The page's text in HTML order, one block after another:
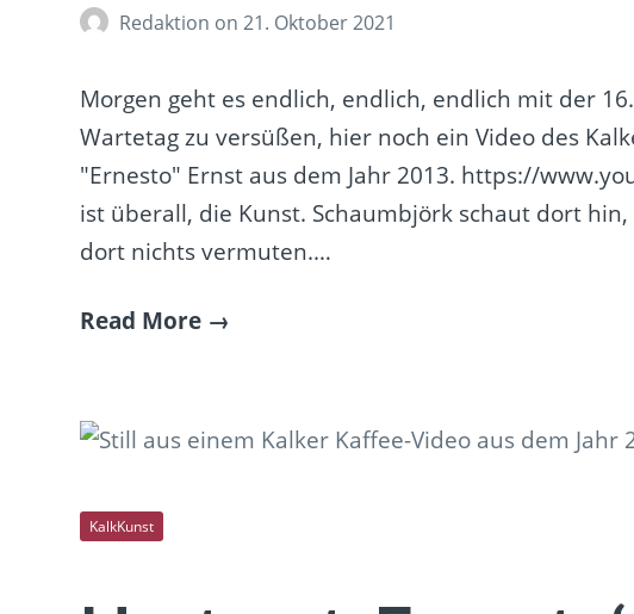
Redaktion on 21. Oktober 2021
Morgen geht es endlich, endlich, endlich mit der
Wartetag zu versüßen, hier noch ein Video des
"Ernesto" Ernst aus dem Jahr 2013. https://
ist überall, die Kunst. Schaumbjörk schaut dort
dort nichts vermuten.…
Read More
KalkKunst